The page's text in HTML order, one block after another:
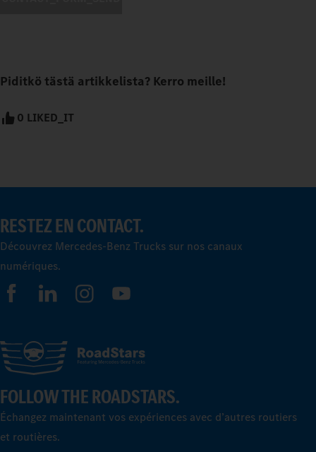
Piditkö tästä artikkelista? Kerro meille!
0 LIKED_IT
RESTEZ EN CONTACT.
Découvrez Mercedes-Benz Trucks sur nos canaux
numériques.
FOLLOW THE ROADSTARS.
Échangez maintenant vos expériences avec d’autres routiers
et routières.